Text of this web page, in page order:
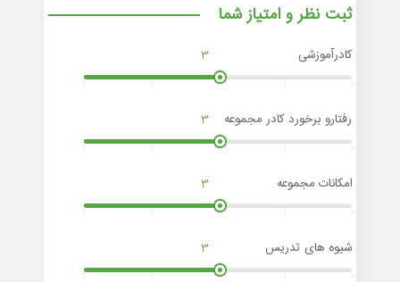
ثبت نظر و امتیاز شما
کادرآموزشی 3
رفتارو برخورد کادر مجموعه 3
امکانات مجموعه 3
شیوه های تدریس 3